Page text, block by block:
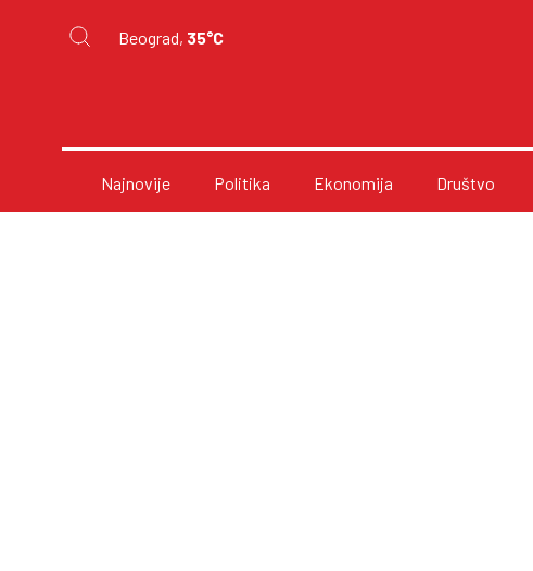
Beograd, 35°C
Najnovije Politika Ekonomija Društvo